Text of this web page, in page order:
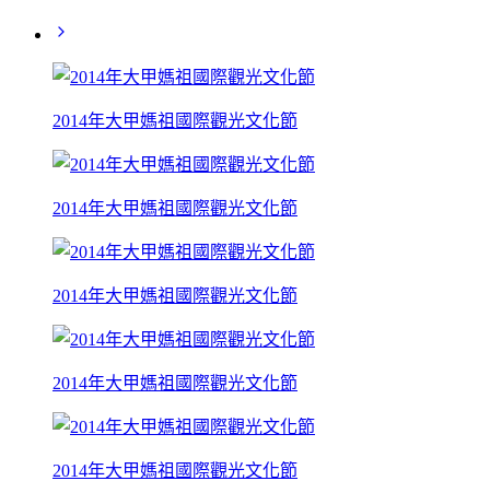
2014年大甲媽祖國際觀光文化節
2014年大甲媽祖國際觀光文化節
2014年大甲媽祖國際觀光文化節
2014年大甲媽祖國際觀光文化節
2014年大甲媽祖國際觀光文化節